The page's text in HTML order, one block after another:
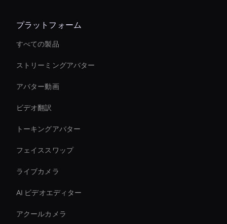
プラットフォーム
すべての製品
ストリーミングアバター
アバター動画
ビデオ翻訳
トーキングアバター
フェイススワップ
ライブカメラ
AI ビデオエディター
アクールカメラ